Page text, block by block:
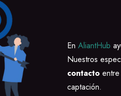
En AliantHub
Nuestros
contactoentre
captación.